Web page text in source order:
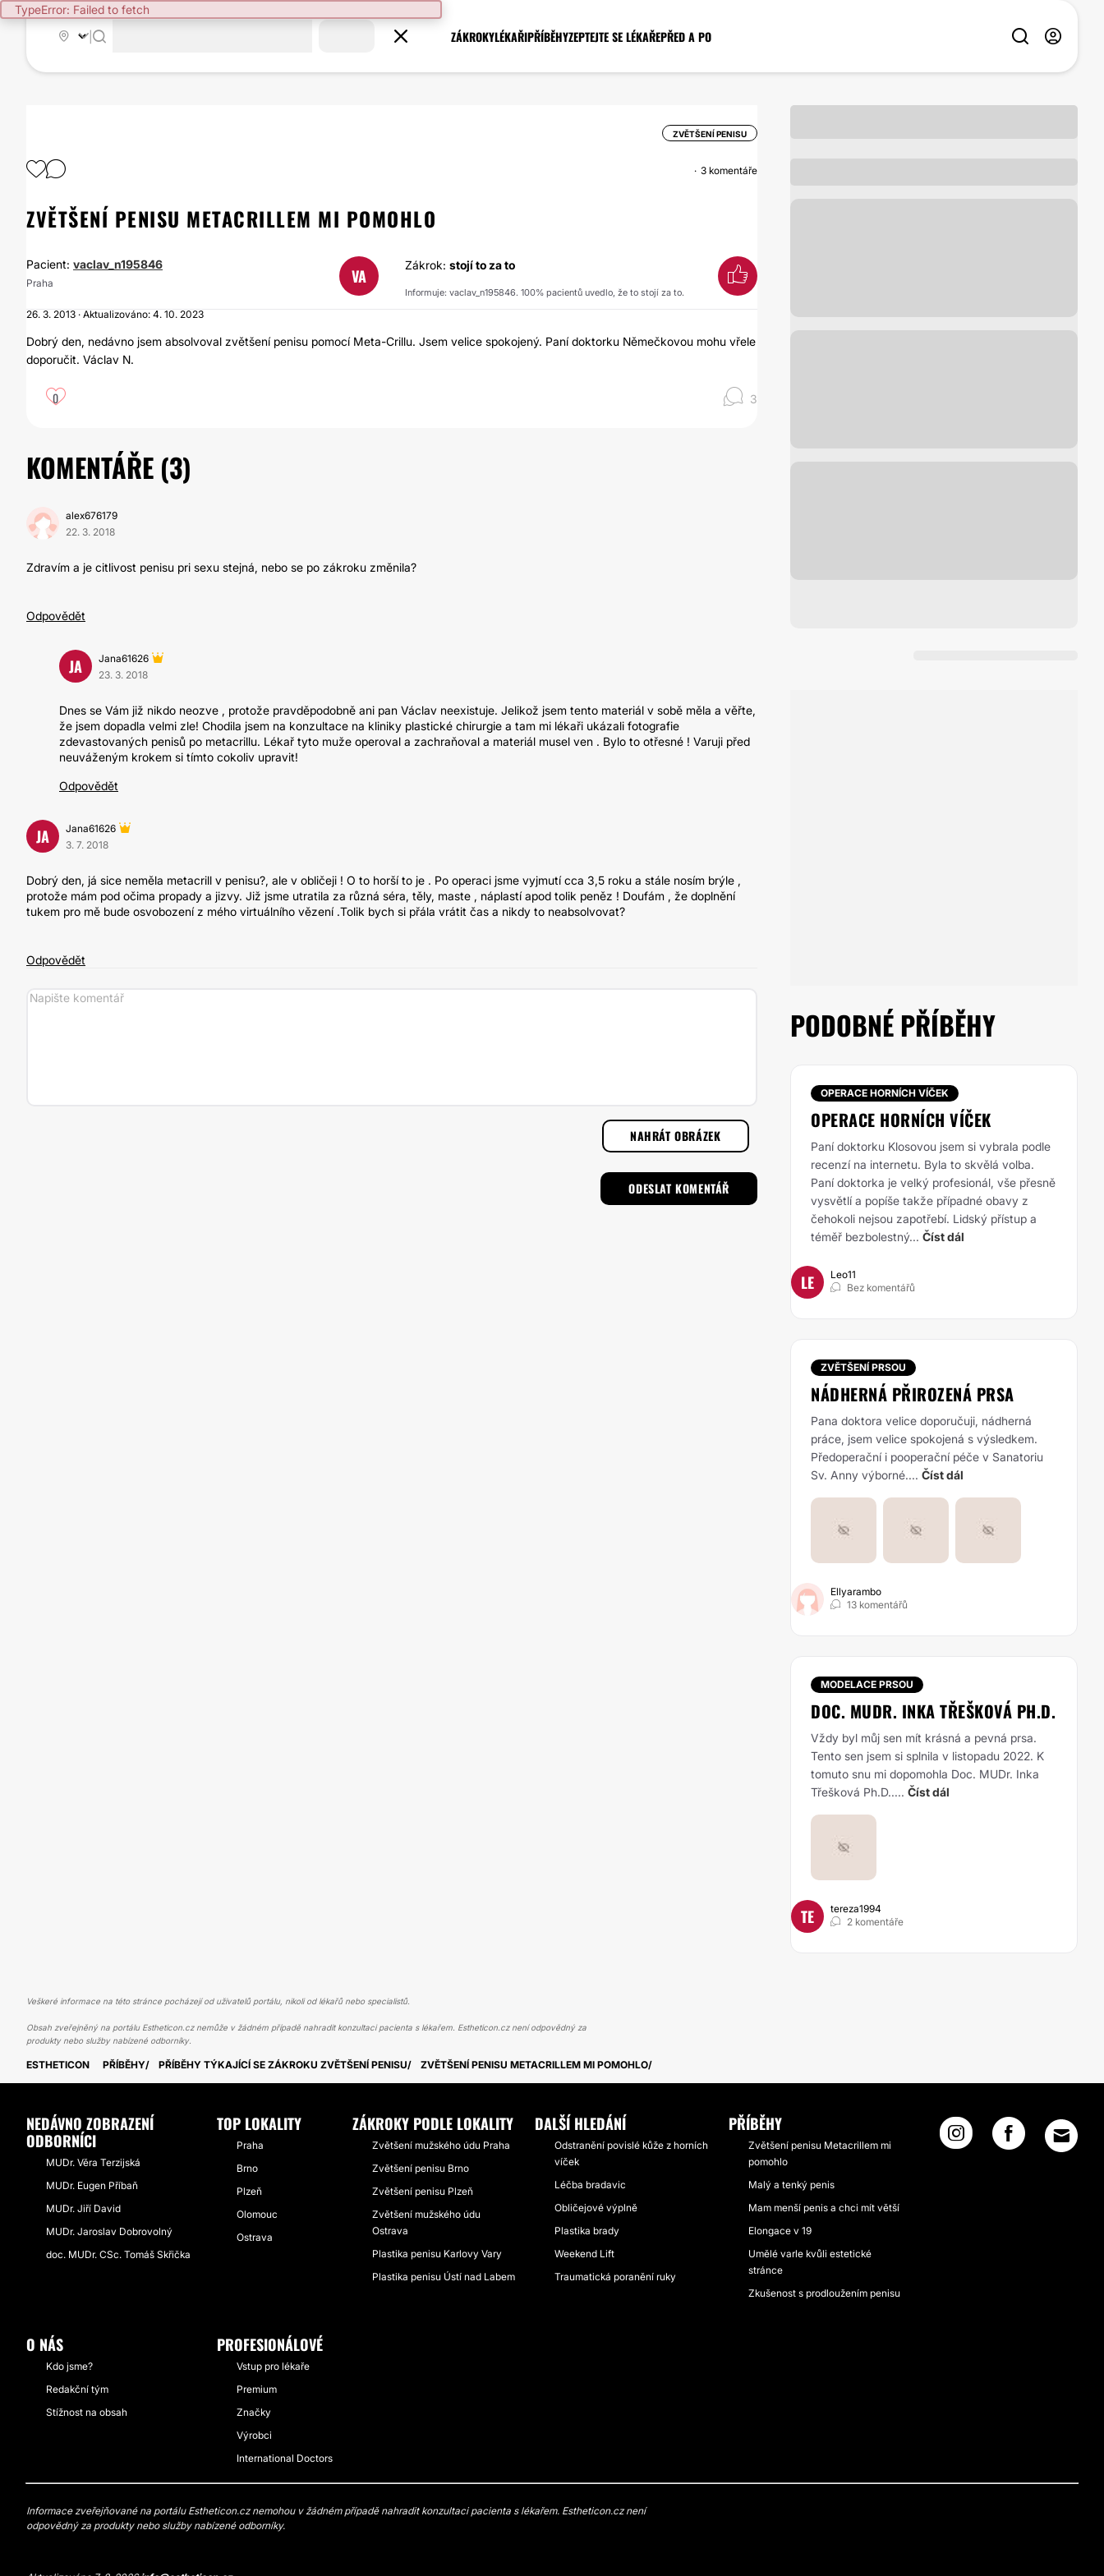
TypeError: Failed to fetch
ZÁKROKYLÉKAŘIPŘÍBĚHYZEPTEJTE SE LÉKAŘEPŘED A PO
ZVĚTŠENÍ PENISU
3 komentáře
ZVĚTŠENÍ PENISU METACRILLEM MI POMOHLO
Pacient: vaclav_n195846
Praha VA Zákrok: stojí to za to
Informuje: vaclav_n195846. 100% pacientů uvedlo, že to stojí za to.
26. 3. 2013 · Aktualizováno: 4. 10. 2023
Dobrý den, nedávno jsem absolvoval zvětšení penisu pomocí Meta-Crillu. Jsem velice spokojený. Paní doktorku Němečkovou mohu vřele
doporučit. Václav N.
0 3
KOMENTÁŘE (3)
alex676179
22. 3. 2018
Zdravím a je citlivost penisu pri sexu stejná, nebo se po zákroku změnila?
Odpovědět
JA
Jana61626
23. 3. 2018
Dnes se Vám již nikdo neozve , protože pravděpodobně ani pan Václav neexistuje. Jelikož jsem tento materiál v sobě měla a věřte,
že jsem dopadla velmi zle! Chodila jsem na konzultace na kliniky plastické chirurgie a tam mi lékaři ukázali fotografie
zdevastovaných penisů po metacrillu. Lékař tyto muže operoval a zachraňoval a materiál musel ven . Bylo to otřesné ! Varuji před
neuváženým krokem si tímto cokoliv upravit!
Odpovědět
JA
Jana61626
3. 7. 2018
Dobrý den, já sice neměla metacrill v penisu?, ale v obličeji ! O to horší to je . Po operaci jsme vyjmutí cca 3,5 roku a stále nosím brýle ,
protože mám pod očima propady a jizvy. Již jsme utratila za různá séra, těly, maste , náplastí apod tolik peněz ! Doufám , že doplnění
tukem pro mě bude osvobození z mého virtuálního vězení .Tolik bych si přála vrátit čas a nikdy to neabsolvovat?
Odpovědět
NAHRÁT OBRÁZEK
PODOBNÉ PŘÍBĚHY
OPERACE HORNÍCH VÍČEK
OPERACE HORNÍCH VÍČEK
Paní doktorku Klosovou jsem si vybrala podle
recenzí na internetu. Byla to skvělá volba.
Paní doktorka je velký profesionál, vše přesně
vysvětlí a popíše takže případné obavy z
čehokoli nejsou zapotřebí. Lidský přístup a
téměř bezbolestný... Číst dál
LE
Leo11
Bez komentářů
ZVĚTŠENÍ PRSOU
NÁDHERNÁ PŘIROZENÁ PRSA
Pana doktora velice doporučuji, nádherná
práce, jsem velice spokojená s výsledkem.
Předoperační i pooperační péče v Sanatoriu
Sv. Anny výborné.... Číst dál
Ellyarambo
13 komentářů
MODELACE PRSOU
DOC. MUDR. INKA TŘEŠKOVÁ PH.D.
Vždy byl můj sen mít krásná a pevná prsa.
Tento sen jsem si splnila v listopadu 2022. K
tomuto snu mi dopomohla Doc. MUDr. Inka
Třešková Ph.D..... Číst dál
TE
tereza1994
2 komentáře
Veškeré informace na této stránce pocházejí od uživatelů portálu, nikoli od lékařů nebo specialistů.
Obsah zveřejněný na portálu Estheticon.cz nemůže v žádném případě nahradit konzultaci pacienta s lékařem. Estheticon.cz není odpovědný za
produkty nebo služby nabízené odborníky.
ESTHETICON PŘÍBĚHY PŘÍBĚHY TÝKAJÍCÍ SE ZÁKROKU ZVĚTŠENÍ PENISU ZVĚTŠENÍ PENISU METACRILLEM MI POMOHLO
NEDÁVNO ZOBRAZENÍ
ODBORNÍCI
MUDr. Věra Terzijská
MUDr. Eugen Příbaň
MUDr. Jiří David
MUDr. Jaroslav Dobrovolný
doc. MUDr. CSc. Tomáš Skřička
TOP LOKALITY
Praha
Brno
Plzeň
Olomouc
Ostrava
ZÁKROKY PODLE LOKALITY
Zvětšení mužského údu Praha
Zvětšení penisu Brno
Zvětšení penisu Plzeň
Zvětšení mužského údu
Ostrava
Plastika penisu Karlovy Vary
Plastika penisu Ústí nad Labem
DALŠÍ HLEDÁNÍ
Odstranění povislé kůže z horních
víček
Léčba bradavic
Obličejové výplně
Plastika brady
Weekend Lift
Traumatická poranění ruky
PŘÍBĚHY
Zvětšení penisu Metacrillem mi
pomohlo
Malý a tenký penis
Mam menší penis a chci mít větší
Elongace v 19
Umělé varle kvůli estetické
stránce
Zkušenost s prodloužením penisu
O NÁS
Kdo jsme?
Redakční tým
Stížnost na obsah
PROFESIONÁLOVÉ
Vstup pro lékaře
Premium
Značky
Výrobci
International Doctors
Informace zveřejňované na portálu Estheticon.cz nemohou v žádném případě nahradit konzultaci pacienta s lékařem. Estheticon.cz není
odpovědný za produkty nebo služby nabízené odborníky.